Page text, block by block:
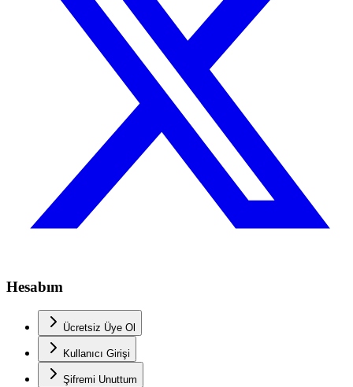
Hesabım
Ücretsiz Üye Ol
Kullanıcı Girişi
Şifremi Unuttum